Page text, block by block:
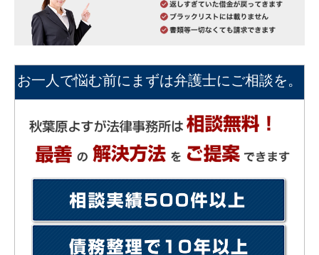
お一人で悩む前にまずは弁護士にご相談を。